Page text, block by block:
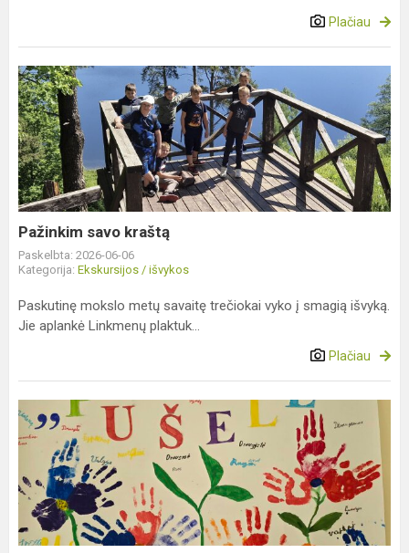
Plačiau
Pažinkim
savo
kraštą
Pažinkim savo kraštą
Paskelbta: 2026-06-06
Kategorija: Ekskursijos / išvykos
Paskutinę mokslo metų savaitę trečiokai vyko į smagią išvyką.
Jie aplankė Linkmenų plaktuk...
Plačiau
Stovykla
„Pušelė“